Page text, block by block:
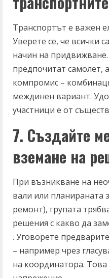
Транспортът е важен
Уверете се, че всички
начин на
предпочитат самолет,
компромис –
междинен вариант.
участници е от
7. Създайте
вземане на
При възникване на
вали или планираната
ремонт), групата
решения с какво да
. Уговорете
– например чрез
на координатора.